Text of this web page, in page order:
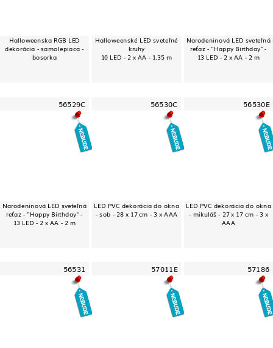
Halloweenska RGB LED
dekorácia - samolepiaca -
bosorka
Halloweenské LED sveteľné
kruhy
10 LED - 2 x AA - 1,35 m
Narodeninová LED sveteľná
reťaz - "Happy Birthday" -
13 LED - 2 x AA - 2 m
56529C
Narodeninová LED sveteľná
reťaz - "Happy Birthday" -
13 LED - 2 x AA - 2 m
56530C
LED PVC dekorácia do okna
- sob - 28 x 17 cm - 3 x AAA
56530E
LED PVC dekorácia do okna
- mikuláš - 27 x 17 cm - 3 x
AAA
56531 57011E 57186